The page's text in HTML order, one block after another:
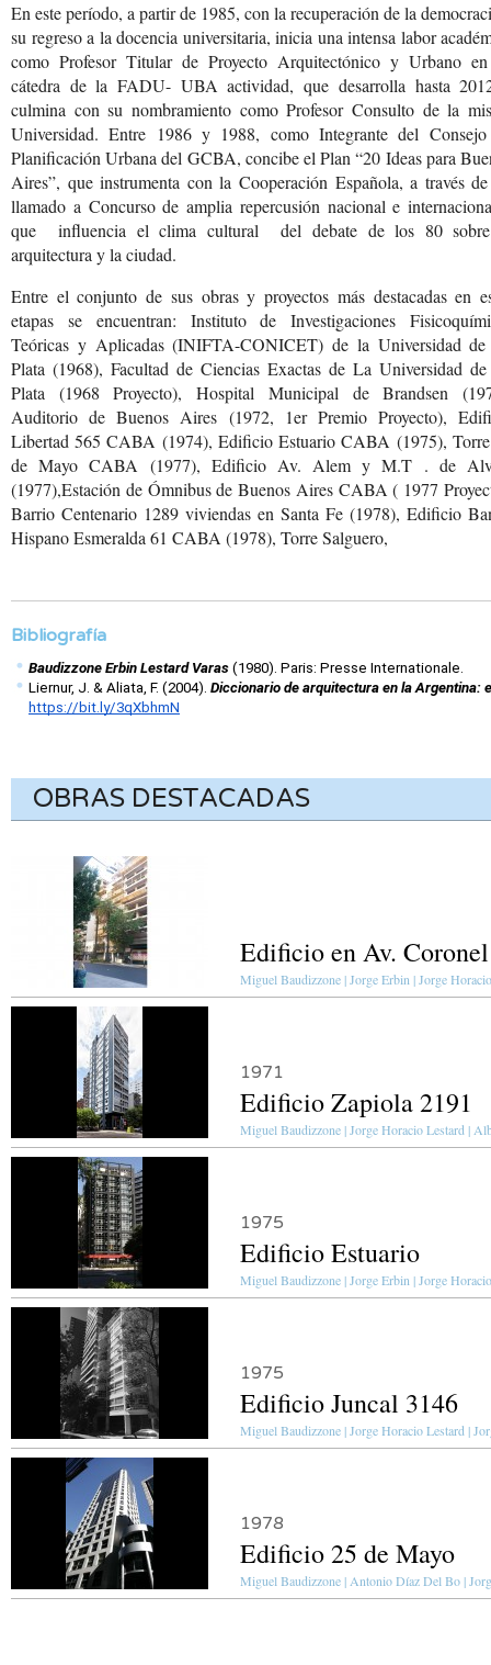
En este período, a partir de 1985, con la recuperación de la
su regreso a la docencia universitaria, inicia una intensa labor
como Profesor Titular de Proyecto Arquitectónico y Urbano
cátedra de la FADU- UBA actividad, que desarrolla hasta
culmina con su nombramiento como Profesor Consulto de la
Universidad. Entre 1986 y 1988, como Integrante del
Planificación Urbana del GCBA, concibe el Plan “20 Ideas para
Aires”, que instrumenta con la Cooperación Española, a través
llamado a Concurso de amplia repercusión nacional e
que influencia el clima cultural del debate de los 80
arquitectura y la ciudad.
Entre el conjunto de susobras y proyectos másdestacadas en
etapas se encuentran: Institutode Investigaciones
Teóricas y Aplicadas (INIFTA-CONICET) de la Universidad
Plata (1968), Facultad de Ciencias Exactas de La Universidad
Plata (1968 Proyecto), Hospital Municipal de Brandsen
Auditorio de Buenos Aires (1972, 1er PremioProyecto),
Libertad 565 CABA (1974), EdificioEstuario CABA (1975),
de Mayo CABA
(1977), Edificio Av. Alem y M.T . de
(1977),Estación de Ómnibus de Buenos AiresCABA ( 1977
Barrio Centenario 1289 viviendas en Santa Fe (1978), Edificio
Hispano Esmeralda 61 CABA (1978), Torre Salguero,
Bibliografía
Baudizzone Erbin Lestard Varas (1980). Paris: Presse Internationale.
Liernur, J. & Aliata, F. (2004). Diccionario de arquitectura en la
https://bit.ly/3qXbhmN
OBRAS DESTACADAS
Edificio en Av.
Miguel Baudizzone | Jorge Erbin | Jorge
1971
Edificio Zapiola 2191
Miguel Baudizzone | Jorge Horacio Lestard |
1975
Edificio Estuario
Miguel Baudizzone | Jorge Erbin | Jorge
1975
Edificio Juncal 3146
Miguel Baudizzone | Jorge Horacio Lestard |
1978
Edificio 25 de Mayo
Miguel Baudizzone | Antonio Díaz Del Bo |